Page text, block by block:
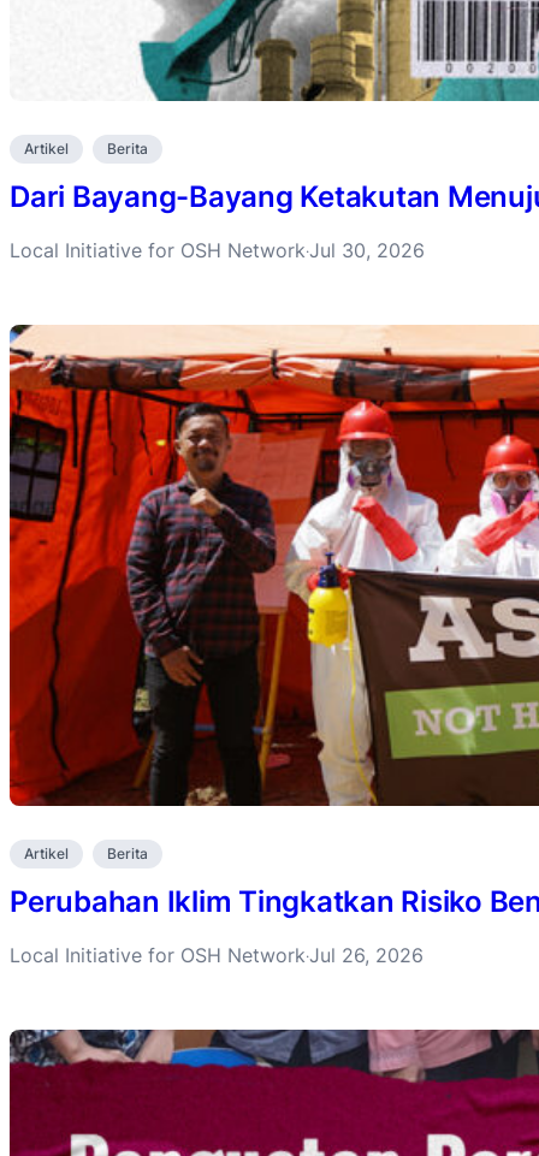
Artikel Berita
Dari Bayang-Bayang Ketakutan
Local Initiative for OSH Network·Jul 30, 2026
Artikel Berita
Perubahan Iklim Tingkatkan Risiko
Local Initiative for OSH Network·Jul 26, 2026